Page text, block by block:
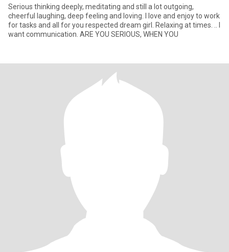
Serious thinking deeply, meditating and still a lot outgoing,
cheerful laughing, deep feeling and loving. I love and enjoy to work
for tasks and all for you respected dream girl. Relaxing at times. .. I
want communication. ARE YOU SERIOUS, WHEN YOU